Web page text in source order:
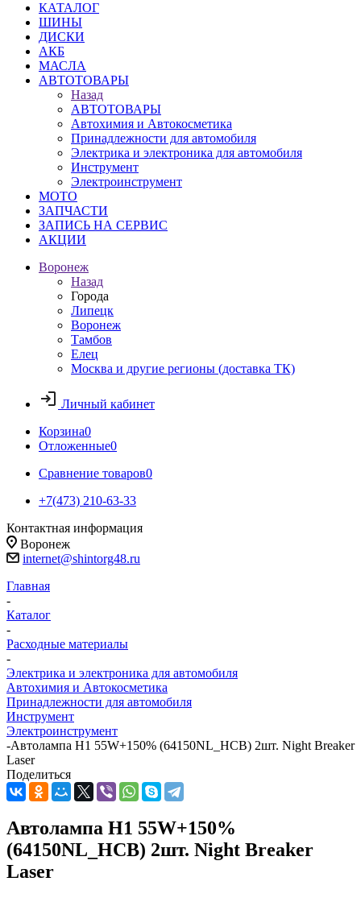
КАТАЛОГ
ШИНЫ
ДИСКИ
АКБ
МАСЛА
АВТОТОВАРЫ
Назад
АВТОТОВАРЫ
Автохимия и Автокосметика
Принадлежности для автомобиля
Электрика и электроника для автомобиля
Инструмент
Электроинструмент
МОТО
ЗАПЧАСТИ
ЗАПИСЬ НА СЕРВИС
АКЦИИ
Воронеж
Назад
Города
Липецк
Воронеж
Тамбов
Елец
Москва и другие регионы (доставка ТК)
Личный кабинет
Корзина0
Отложенные0
Сравнение товаров0
+7(473) 210-63-33
Контактная информация
Воронеж
internet@shintorg48.ru
Главная
-
Каталог
-
Расходные материалы
-
Электрика и электроника для автомобиля
Автохимия и Автокосметика
Принадлежности для автомобиля
Инструмент
Электроинструмент
-Автолампа H1 55W+150% (64150NL_HCB) 2шт. Night Breaker
Laser
Поделиться
Автолампа H1 55W+150%
(64150NL_HCB) 2шт. Night Breaker
Laser